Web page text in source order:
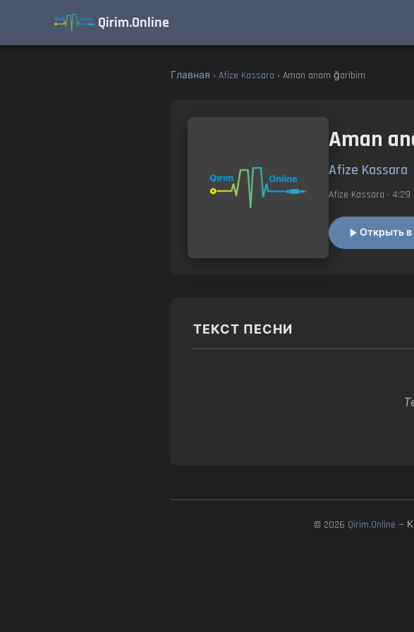
Qirim.Online
Главная › Afize Kassara › Aman anam ğaribim
Aman
Afize Kassara
Afize Kassara • 4:29
Открыть
ТЕКСТ ПЕСНИ
© 2026 Qirim.Online —